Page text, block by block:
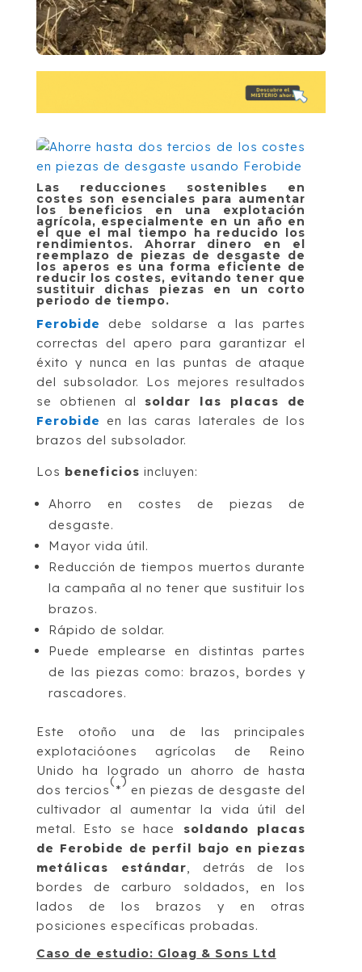
Las reducciones sostenibles en
costes son esenciales para aumentar
los beneficios en una explotación
agrícola, especialmente en un año en
el que el mal tiempo ha reducido los
rendimientos. Ahorrar dinero en el
reemplazo de piezas de desgaste de
los aperos es una forma eficiente de
reducir los costes, evitando tener que
sustituir dichas piezas en un corto
periodo de tiempo.
Ferobide debe soldarse a las partes
correctas del apero para garantizar el
éxito y nunca en las puntas de ataque
del subsolador. Los mejores resultados
se obtienen al soldar las placas de
Ferobide en las caras laterales de los
brazos del subsolador.
Los beneficios incluyen:
Ahorro en costes de piezas de
desgaste.
Mayor vida útil.
Reducción de tiempos muertos durante
la campaña al no tener que sustituir los
brazos.
Rápido de soldar.
Puede emplearse en distintas partes
de las piezas como: brazos, bordes y
rascadores.
Este otoño una de las principales
explotacióones agrícolas de Reino
Unido ha logrado un ahorro de hasta
dos tercios
(
*
)
en piezas de desgaste del
cultivador al aumentar la vida útil del
metal. Esto se hace
soldando placas
de Ferobide de perfil bajo en piezas
metálicas estándar, detrás de los
bordes de carburo soldados, en los
lados de los brazos y en otras
posiciones específicas probadas.
Caso de estudio: Gloag & Sons Ltd